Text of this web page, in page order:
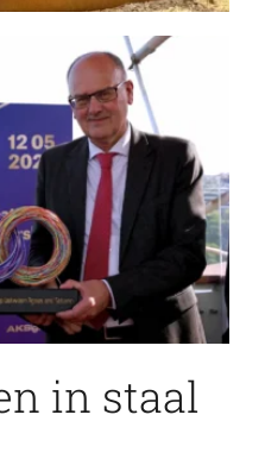
in staal